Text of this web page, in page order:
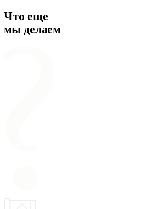
Что еще
мы делаем